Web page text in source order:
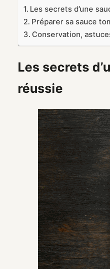
Les secrets d’une
Préparer sa sauce
Conservation,
Les secrets
réussie